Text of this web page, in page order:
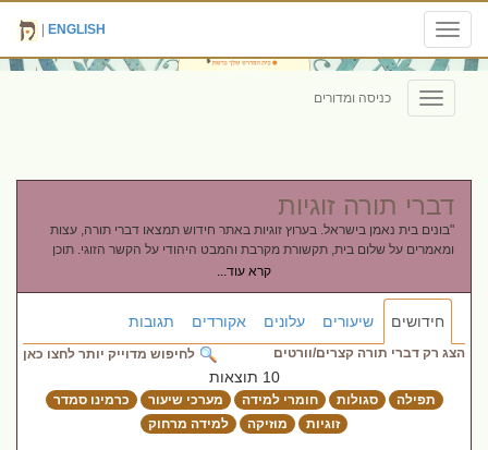
Toggle
navigation
ENGLISH
Toggle
navigation
כניסה ומדורים
דברי תורה זוגיות
"בונים בית נאמן בישראל. בערוץ זוגיות באתר חידוש תמצאו דברי תורה, עצות
ומאמרים על שלום בית, תקשורת מקרבת והמבט היהודי על הקשר הזוגי. תוכן
המשלב בין חכמת המקורות לכלים מעשיים לצמיחה משותפת ואהבה."
קרא עוד...
חידושים שיעורים עלונים אקורדים תגובות
לחיפוש מדוייק יותר לחצו כאן הצג רק דברי תורה קצרים/וורטים
10 תוצאות
תפילה סגולות חומרי למידה מערכי שיעור
כרמינו סמדר
זוגיות
מוזיקה למידה מרחוק